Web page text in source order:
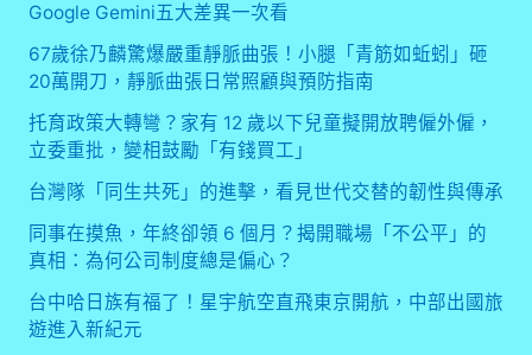
Google Gemini五大差異一次看
67歲徐乃麟驚爆嚴重靜脈曲張！小腿「青筋如蚯蚓」砸
20萬開刀，靜脈曲張日常照顧與預防指南
托育政策大轉彎？家有 12 歲以下兒童擬開放聘僱外僱，
立委重批，變相鼓勵「有錢買工」
台灣隊「同生共死」的進擊，看見世代交替的韌性與傳承
同事在摸魚，年終卻領 6 個月？揭開職場「不公平」的
真相：為何公司制度總是偏心？
台中哈日族有福了！星宇航空直飛東京開航，中部出國旅
遊進入新紀元